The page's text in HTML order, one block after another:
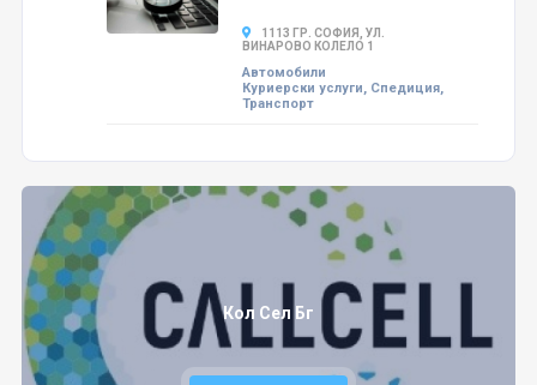
1113 ГР. СОФИЯ, УЛ.
ВИНАРОВО КОЛЕЛО 1
Автомобили
Куриерски услуги, Спедиция,
Транспорт
Кол Сел Бг